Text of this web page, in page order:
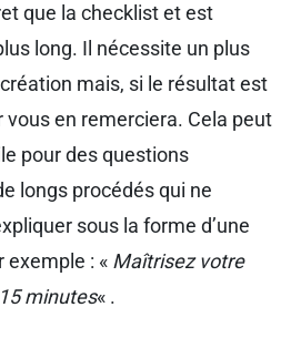
que la checklist et est
long. Il nécessite un plus
mais, si le résultat est
vous en remerciera. Cela peut
pour des questions
longs procédés qui ne
sous la forme d’une
exemple : « Maîtrisez votre
minutes« .